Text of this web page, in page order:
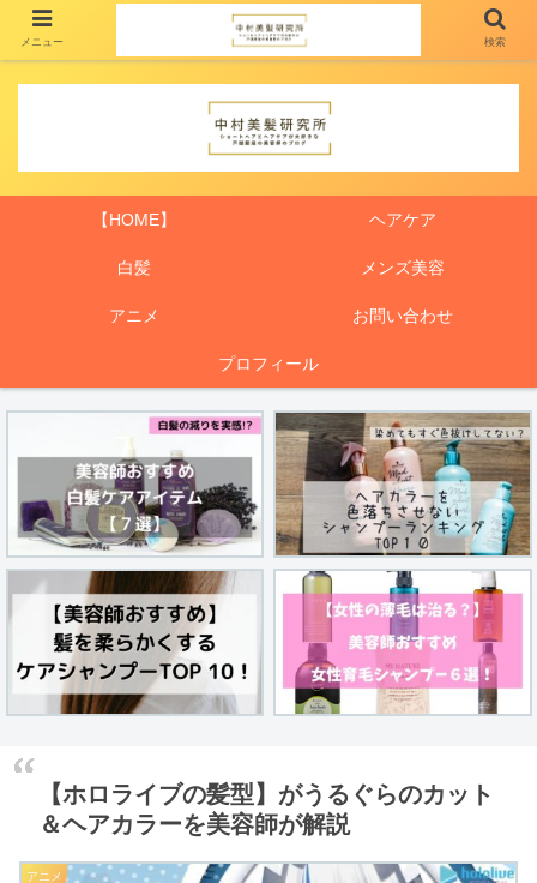
【HOME】 ヘアケア
白髪 メンズ美容
アニメ お問い合わせ
プロフィール
【ホロライブの髪型】がうるぐらのカット
＆ヘアカラーを美容師が解説
アニメ
メニュー 検索